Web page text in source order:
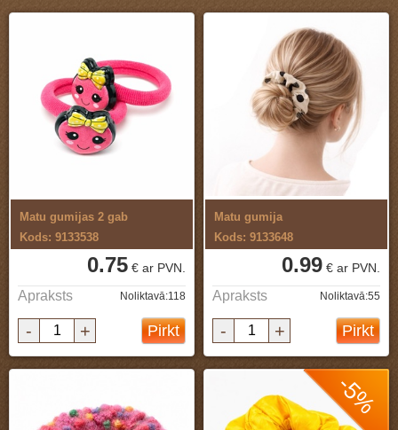
Matu gumijas 2 gab
Kods: 9133538
0.75 € ar PVN.
Apraksts Noliktavā:118
- + Pirkt
Matu gumija
Kods: 9133648
0.99 € ar PVN.
Apraksts Noliktavā:55
- + Pirkt
-5%